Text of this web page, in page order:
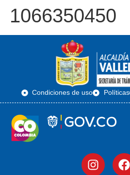
1066350450
Condiciones de uso Políticas